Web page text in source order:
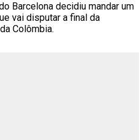
Barcelona decidiu mandar um
vai disputar a final da
Colômbia.